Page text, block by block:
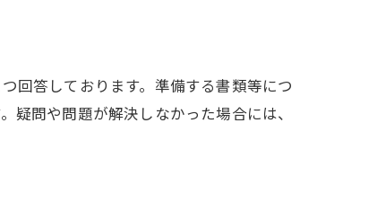
回答しております。準備する書類等につ
問や問題が解決しなかった場合には、